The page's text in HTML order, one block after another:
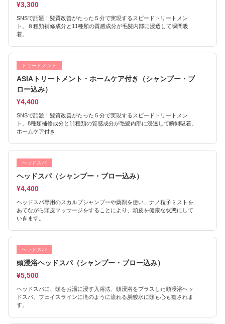
¥3,300
SNSで話題！髪質改善がたった５分で実現するスピードトリートメン
ト。８種類補修成分と11種類の質感成分が毛髪内部に浸透して瞬間吸
着。
トリートメント
ASIAトリートメント・ホームケア付き（シャンプー・ブ
ロー込み）
¥4,400
SNSで話題！髪質改善がたった５分で実現するスピードトリートメン
ト。8種類補修成分と11種類の質感成分が毛髪内部に浸透して瞬間吸着。
ホームケア付き
ヘッドスパ
ヘッドスパ（シャンプー・ブロー込み）
¥4,400
ヘッドスパ専用のスカルプシャンプーや薬剤を使い、ナノ粒子ミストを
あてながら頭皮マッサージをすることにより、頭皮を健康な状態にして
いきます。
ヘッドスパ
頭浸浴ヘッドスパ（シャンプー・ブロー込み）
¥5,500
ヘッドスパに、頭をお湯に浸す入浴法、頭浸浴をプラスした頭浸浴ヘッ
ドスパ。フェイスラインに滝のように流れる炭酸水に頭も心も癒されま
す。